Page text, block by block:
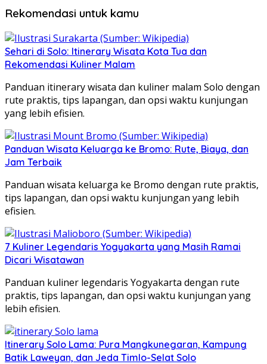
Rekomendasi untuk kamu
Sehari di Solo: Itinerary Wisata Kota Tua dan
Rekomendasi Kuliner Malam
Panduan itinerary wisata dan kuliner malam Solo dengan
rute praktis, tips lapangan, dan opsi waktu kunjungan
yang lebih efisien.
Panduan Wisata Keluarga ke Bromo: Rute, Biaya, dan
Jam Terbaik
Panduan wisata keluarga ke Bromo dengan rute praktis,
tips lapangan, dan opsi waktu kunjungan yang lebih
efisien.
7 Kuliner Legendaris Yogyakarta yang Masih Ramai
Dicari Wisatawan
Panduan kuliner legendaris Yogyakarta dengan rute
praktis, tips lapangan, dan opsi waktu kunjungan yang
lebih efisien.
Itinerary Solo Lama: Pura Mangkunegaran, Kampung
Batik Laweyan, dan Jeda Timlo-Selat Solo